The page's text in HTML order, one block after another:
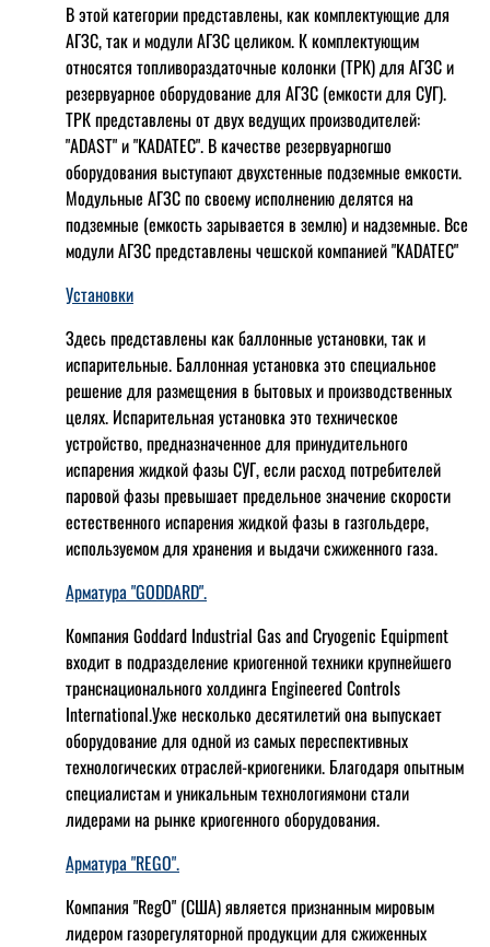
В этой категории представлены, как комплектующие для
АГЗС, так и модули АГЗС целиком. К комплектующим
относятся топливораздаточные колонки (ТРК) для АГЗС и
резервуарное оборудование для АГЗС (емкости для СУГ).
ТРК представлены от двух ведущих производителей:
"ADAST" и "KADATEC". В качестве резервуарногшо
оборудования выступают двухстенные подземные емкости.
Модульные АГЗС по своему исполнению делятся на
подземные (емкость зарывается в землю) и надземные. Все
модули АГЗС представлены чешской компанией "KADATEC"
Установки
Здесь представлены как баллонные установки, так и
испарительные. Баллонная установка это специальное
решение для размещения в бытовых и производственных
целях. Испарительная установка это техническое
устройство, предназначенное для принудительного
испарения жидкой фазы СУГ, если расход потребителей
паровой фазы превышает предельное значение скорости
естественного испарения жидкой фазы в газгольдере,
используемом для хранения и выдачи сжиженного газа.
Арматура "GODDARD".
Компания Goddard Industrial Gas and Cryogenic Equipment
входит в подразделение криогенной техники крупнейшего
транснационального холдинга Engineered Controls
International.Уже несколько десятилетий она выпускает
оборудование для одной из самых переспективных
технологических отраслей-криогеники. Благодаря опытным
специалистам и уникальным технологиямони стали
лидерами на рынке криогенного оборудования.
Арматура "REGO".
Компания "RegO" (США) является признанным мировым
лидером газорегуляторной продукции для сжиженных